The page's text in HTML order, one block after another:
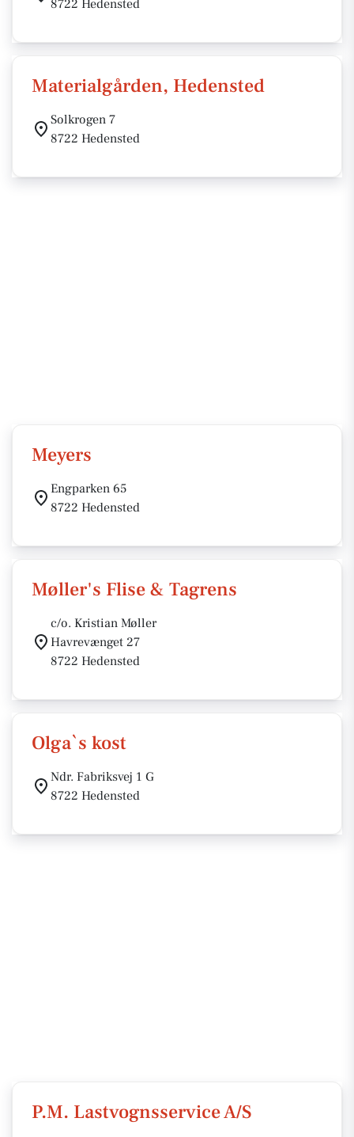
8722 Hedensted
Materialgården, Hedensted
Solkrogen 7
8722 Hedensted
Meyers
Engparken 65
8722 Hedensted
Møller's Flise & Tagrens
c/o. Kristian Møller
Havrevænget 27
8722 Hedensted
Olga`s kost
Ndr. Fabriksvej 1 G
8722 Hedensted
P.M. Lastvognsservice A/S